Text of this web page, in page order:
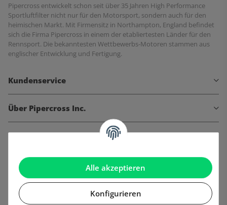
Alle akzeptieren
Konfigurieren
Pipercross entwickelt schon seit über 35 Jahren High Performance
Sportluftfilter nicht nur für den Motorsport, sondern auch für den
heimischen Markt. Mit Firmensitz in Northampton, England befindet
sich die Firma Pipercross in einem der etabliertesten Länder für den
Rennsport. Die bekanntesten Wettbewerbs-Motoren stammen aus
englischer Entwicklung und Fertigung.
Kundenservice
Über Pipercross Inc.
Informationen
Gesetzliche Informationen